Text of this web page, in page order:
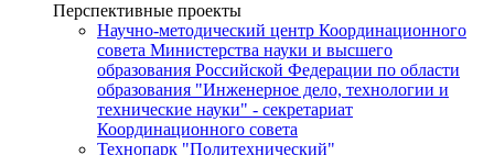
Перспективные проекты
Научно-методический центр Координационного
совета Министерства науки и высшего
образования Российской Федерации по области
образования "Инженерное дело, технологии и
технические науки" - секретариат
Координационного совета
Технопарк "Политехнический"